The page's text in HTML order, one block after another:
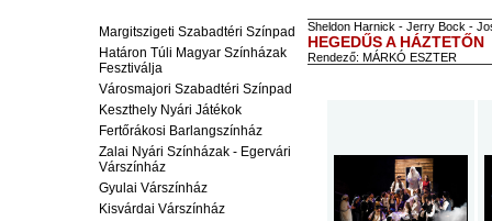
Margitszigeti Szabadtéri Színpad
Határon Túli Magyar Színházak
Fesztiválja
Városmajori Szabadtéri Színpad
Keszthely Nyári Játékok
Fertőrákosi Barlangszínház
Zalai Nyári Színházak - Egervári
Várszínház
Gyulai Várszínház
Kisvárdai Várszínház
Sheldon Harnick - Jerry Bock -
HEGEDŰS A HÁZTETŐN
Rendező: MÁRKÓ ESZTER